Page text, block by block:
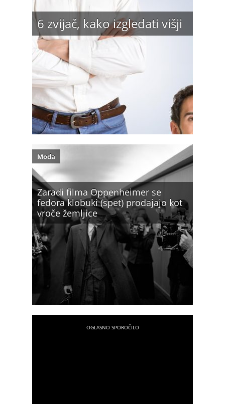
6 zvijač, kako izgledati višji
Zaradi filma Oppenheimer se
fedora klobuki (spet) prodajajo kot
vroče žemljice
Moda